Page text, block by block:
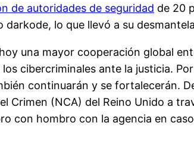
de autoridades de seguridad de 20
darkode, lo que llevó a su
una mayor cooperación global
cibercriminales ante la justicia.
continuarán y se fortalecerán.
Crimen (NCA) del Reino Unido a
con hombro con la agencia en